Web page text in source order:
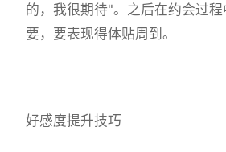
的，我很期待"。之后在约会过
要，要表现得体贴周到。
好感度提升技巧